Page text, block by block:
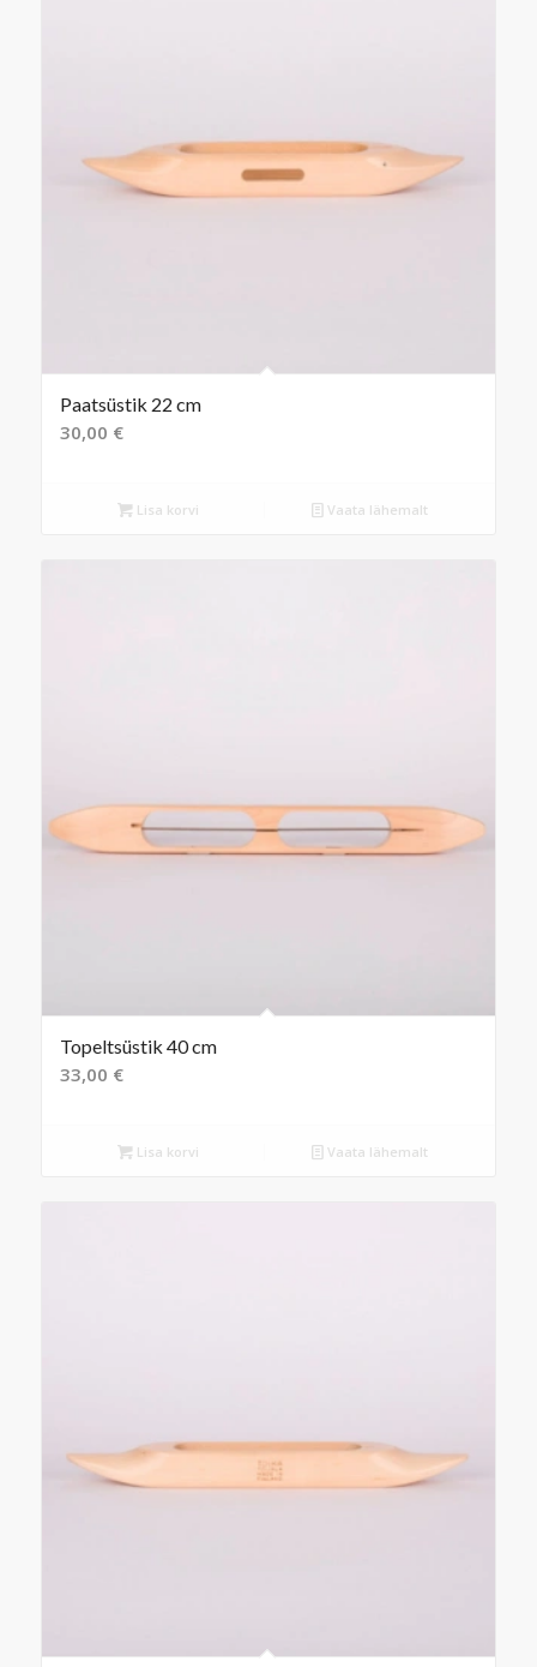
Paatsüstik 22 cm
30,00 €
Lisa korvi Vaata lähemalt
Topeltsüstik 40 cm
33,00 €
Lisa korvi Vaata lähemalt